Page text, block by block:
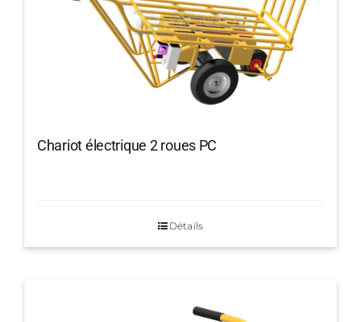
Chariot électrique 2 roues PC
Détails